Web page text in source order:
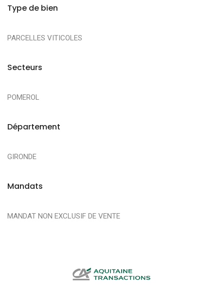
Type de bien
PARCELLES VITICOLES
Secteurs
POMEROL
Département
GIRONDE
Mandats
MANDAT NON EXCLUSIF DE VENTE